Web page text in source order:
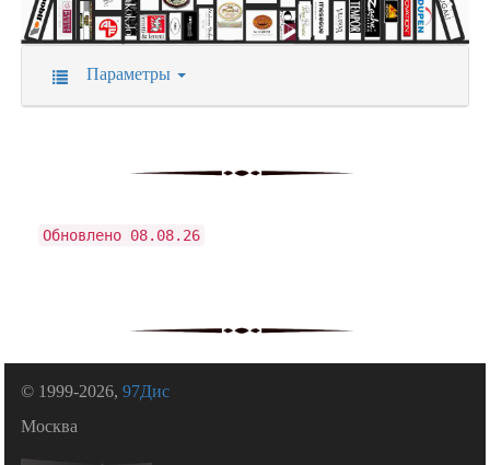
Параметры
Обновлено 08.08.26
© 1999-2026,97Дис
Москва